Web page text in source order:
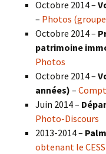
Octobre 2014 –
– Photos
Octobre 2014 –
patrimoine
Photos
Octobre 2014 –
années) –
Juin 2014 –
Photo-Discours
2013-2014 –
obtenant le CESS